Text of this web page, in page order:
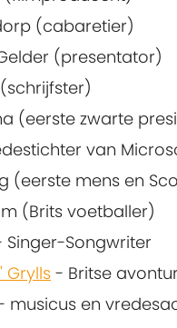
(cabaretier)
(presentator)
(eerste zwarte
van
(eerste mens en
(Brits voetballer)
Singer-Songwriter
Grylls - Britse
musicus en